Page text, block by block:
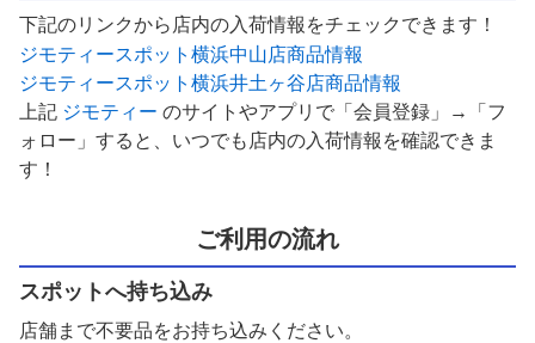
下記のリンクから店内の入荷情報をチェックできます！
ジモティースポット横浜中山店商品情報
ジモティースポット横浜井土ヶ谷店商品情報
上記 ジモティー のサイトやアプリで「会員登録」→「フ
ォロー」すると、いつでも店内の入荷情報を確認できま
す！
ご利用の流れ
スポットへ持ち込み
店舗まで不要品をお持ち込みください。